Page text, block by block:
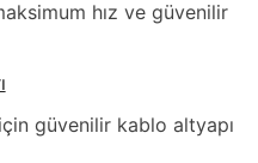
hız ve güvenilir
güvenilir kablo altyapı